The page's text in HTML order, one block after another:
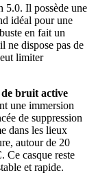
5.0. Il possède une
idéal pour une
en fait un
ne dispose pas de
limiter
bruit active
une immersion
de suppression
dans les lieux
autour de 20
Ce casque reste
et rapide.